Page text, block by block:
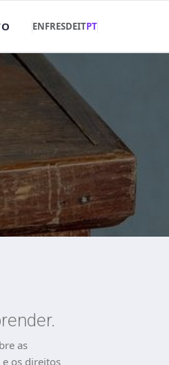
ENFRESDEITPT
as
os direitos